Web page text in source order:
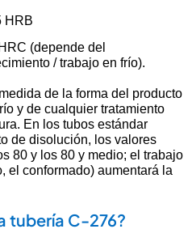
HRB
(depende del
/ trabajo en frío).
de la forma del producto
y de cualquier tratamiento
En los tubos estándar
de disolución, los valores
80 y los 80 y medio; el trabajo
el conformado) aumentará la
tubería C-276?